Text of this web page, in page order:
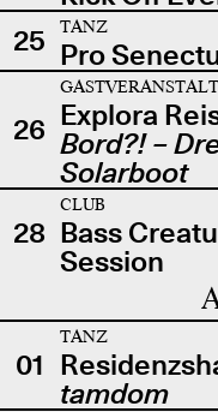
25
TANZ
Pro
26 Explora
Bord?! –
Solarboot
28
CLUB
Bass
Session
01
TANZ
tamdom